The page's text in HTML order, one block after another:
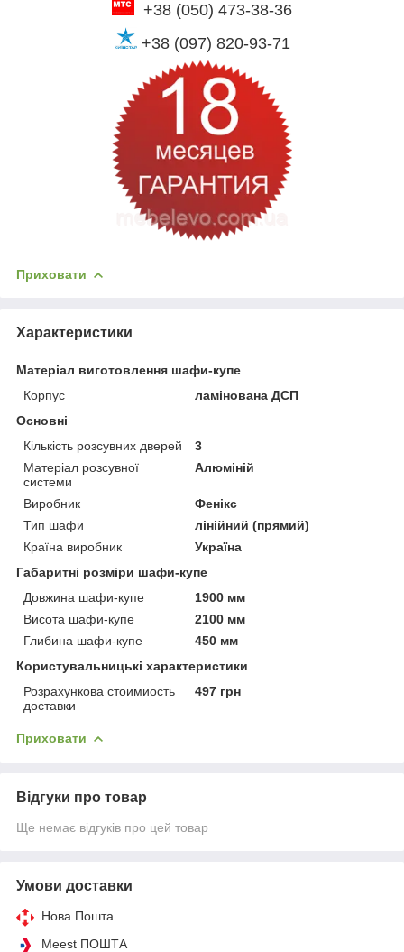
+38 (050) 473-38-36
+38 (097) 820-93-71
Приховати
Характеристики
Матеріал виготовлення шафи-купе
Корпус
ламінована ДСП
Основні
Кількість розсувних дверей
3
Матеріал розсувної
системи
Алюміній
Виробник
Фенікс
Тип шафи
лінійний (прямий)
Країна виробник
Україна
Габаритні розміри шафи-купе
Довжина шафи-купе
1900 мм
Висота шафи-купе
2100 мм
Глибина шафи-купе
450 мм
Користувальницькі характеристики
Розрахункова стоимиость
доставки
497 грн
Приховати
Відгуки про товар
Ще немає відгуків про цей товар
Умови доставки
Нова Пошта
Meest ПОШТА